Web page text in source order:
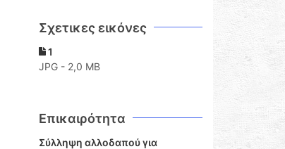
Σχετικες εικόνες
1
JPG - 2,0 MB
Επικαιρότητα
Σύλληψη αλλοδαπού για